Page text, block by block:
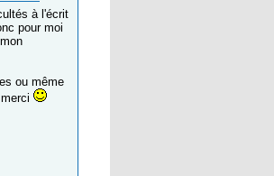
à l'écrit
pour moi
ou même